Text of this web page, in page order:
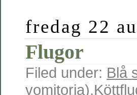
fredag 22
Flugor
Filed under: Blå
vomitoria),